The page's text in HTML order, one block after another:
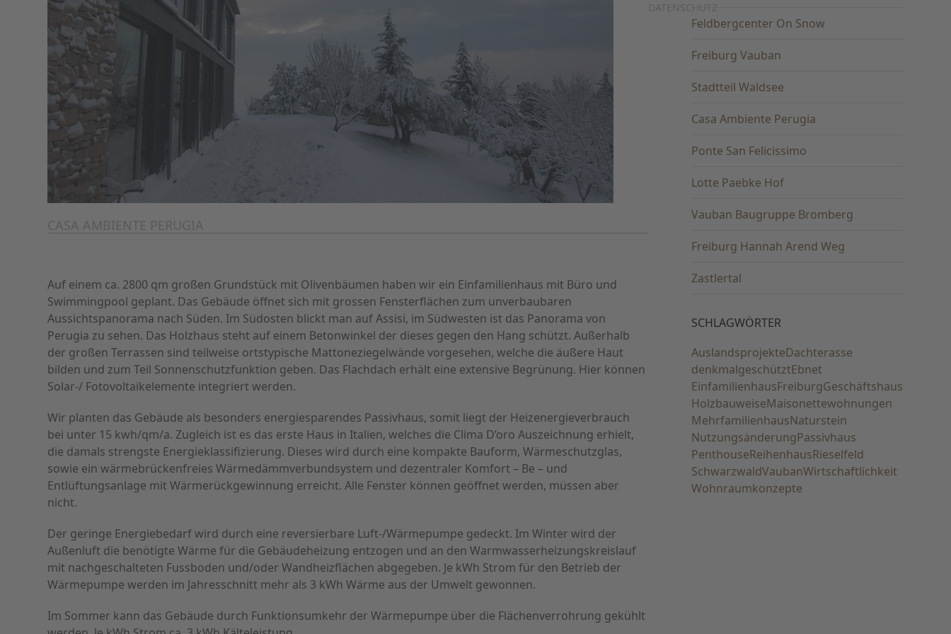
CASA AMBIENTE PERUGIA
Auf einem ca. 2800 qm großen Grundstück mit Olivenbäumen haben wir ein Einfamilienhaus mit Büro und
Swimmingpool geplant. Das Gebäude öffnet sich mit grossen Fensterflächen zum unverbaubaren
Aussichtspanorama nach Süden. Im Südosten blickt man auf Assisi, im Südwesten ist das Panorama von
Perugia zu sehen. Das Holzhaus steht auf einem Betonwinkel der dieses gegen den Hang schützt. Außerhalb
der großen Terrassen sind teilweise ortstypische Mattoneziegelwände vorgesehen, welche die äußere Haut
bilden und zum Teil Sonnenschutzfunktion geben. Das Flachdach erhält eine extensive Begrünung. Hier können
Solar-/ Fotovoltaikelemente integriert werden.
Wir planten das Gebäude als besonders energiesparendes Passivhaus, somit liegt der Heizenergieverbrauch
bei unter 15 kwh/qm/a. Zugleich ist es das erste Haus in Italien, welches die Clima D’oro Auszeichnung erhielt,
die damals strengste Energieklassifizierung. Dieses wird durch eine kompakte Bauform, Wärmeschutzglas,
sowie ein wärmebrückenfreies Wärmedämmverbundsystem und dezentraler Komfort – Be – und
Entlüftungsanlage mit Wärmerückgewinnung erreicht. Alle Fenster können geöffnet werden, müssen aber
nicht.
Der geringe Energiebedarf wird durch eine reversierbare Luft-/Wärmepumpe gedeckt. Im Winter wird der
Außenluft die benötigte Wärme für die Gebäudeheizung entzogen und an den Warmwasserheizungskreislauf
mit nachgeschalteten Fussboden und/oder Wandheizflächen abgegeben. Je kWh Strom für den Betrieb der
Wärmepumpe werden im Jahresschnitt mehr als 3 kWh Wärme aus der Umwelt gewonnen.
Im Sommer kann das Gebäude durch Funktionsumkehr der Wärmepumpe über die Flächenverrohrung gekühlt
Feldbergcenter On Snow
Freiburg Vauban
Stadtteil Waldsee
Casa Ambiente Perugia
Ponte San Felicissimo
Lotte Paebke Hof
Vauban Baugruppe Bromberg
Freiburg Hannah Arend Weg
Zastlertal
SCHLAGWÖRTER
AuslandsprojekteDachterasse
denkmalgeschütztEbnet
EinfamilienhausFreiburgGeschäftshaus
HolzbauweiseMaisonettewohnungen
MehrfamilienhausNaturstein
NutzungsänderungPassivhaus
PenthouseReihenhausRieselfeld
SchwarzwaldVaubanWirtschaftlichkeit
Wohnraumkonzepte